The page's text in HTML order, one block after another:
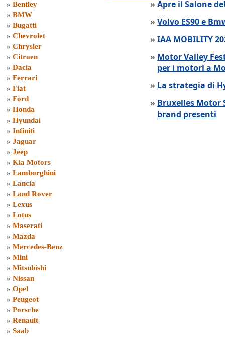
» Bentley
» BMW
» Bugatti
» Chevrolet
» Chrysler
» Citroen
» Dacia
» Ferrari
» Fiat
» Ford
» Honda
» Hyundai
» Infiniti
» Jaguar
» Jeep
» Kia Motors
» Lamborghini
» Lancia
» Land Rover
» Lexus
» Lotus
» Maserati
» Mazda
» Mercedes-Benz
» Mini
» Mitsubishi
» Nissan
» Opel
» Peugeot
» Porsche
» Renault
» Saab
» Apre il Salone
» Volvo ES90 e
» IAA MOBILITY
» Motor Valley
per i motori a
» La strategia di
» Bruxelles Motor
brand presenti